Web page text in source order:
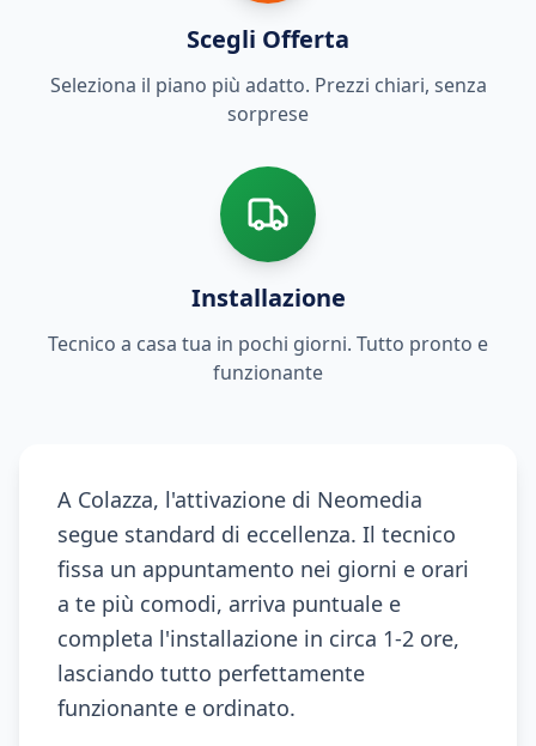
Scegli Offerta
Seleziona il piano più adatto. Prezzi chiari, senza
sorprese
Installazione
Tecnico a casa tua in pochi giorni. Tutto pronto e
funzionante
A Colazza, l'attivazione di Neomedia
segue standard di eccellenza. Il tecnico
fissa un appuntamento nei giorni e orari
a te più comodi, arriva puntuale e
completa l'installazione in circa 1-2 ore,
lasciando tutto perfettamente
funzionante e ordinato.